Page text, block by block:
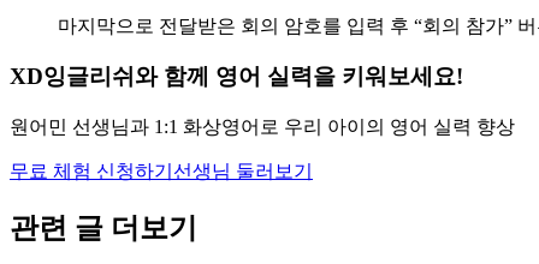
마지막으로 전달받은 회의 암호를 입력 후 “회의 참가”
XD잉글리쉬와 함께 영어 실력을 키워보세요!
원어민 선생님과 1:1 화상영어로 우리 아이의 영어 실력 향상
무료 체험 신청하기 선생님 둘러보기
관련 글 더보기